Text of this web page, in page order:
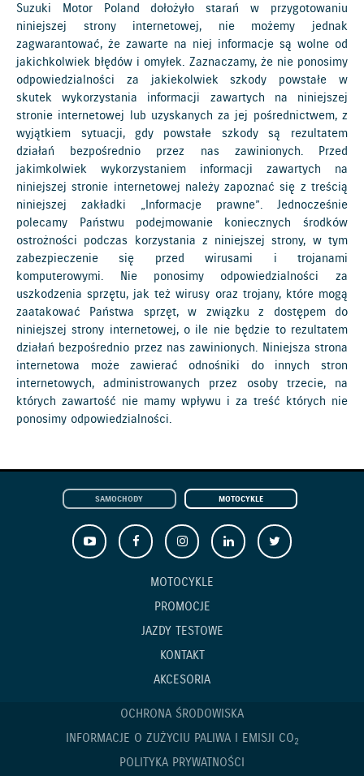
Suzuki Motor Poland dołożyło starań w przygotowaniu
niniejszej strony internetowej, nie możemy jednak
zagwarantować, że zawarte na niej informacje są wolne od
jakichkolwiek błędów i omyłek. Zaznaczamy, że nie ponosimy
odpowiedzialności za jakiekolwiek szkody powstałe w
skutek wykorzystania informacji zawartych na niniejszej
stronie internetowej lub uzyskanych za jej pośrednictwem, z
wyjątkiem sytuacji, gdy powstałe szkody są rezultatem
działań bezpośrednio przez nas zawinionych. Przed
jakimkolwiek wykorzystaniem informacji zawartych na
niniejszej stronie internetowej należy zapoznać się z treścią
niniejszej zakładki „Informacje prawne”. Jednocześnie
polecamy Państwu podejmowanie koniecznych środków
ostrożności podczas korzystania z niniejszej strony, w tym
zabezpieczenie się przed wirusami i trojanami
komputerowymi. Nie ponosimy odpowiedzialności za
uszkodzenia sprzętu, jak też wirusy oraz trojany, które mogą
zaatakować Państwa sprzęt, w związku z dostępem do
niniejszej strony internetowej, o ile nie będzie to rezultatem
działań bezpośrednio przez nas zawinionych. Niniejsza strona
internetowa może zawierać odnośniki do innych stron
internetowych, administrowanych przez osoby trzecie, na
których zawartość nie mamy wpływu i za treść których nie
ponosimy odpowiedzialności.
SAMOCHODY MOTOCYKLE
MOTOCYKLE
PROMOCJE
JAZDY TESTOWE
KONTAKT
AKCESORIA
OCHRONA ŚRODOWISKA
INFORMACJE O ZUŻYCIU PALIWA I EMISJI CO2
POLITYKA PRYWATNOŚCI